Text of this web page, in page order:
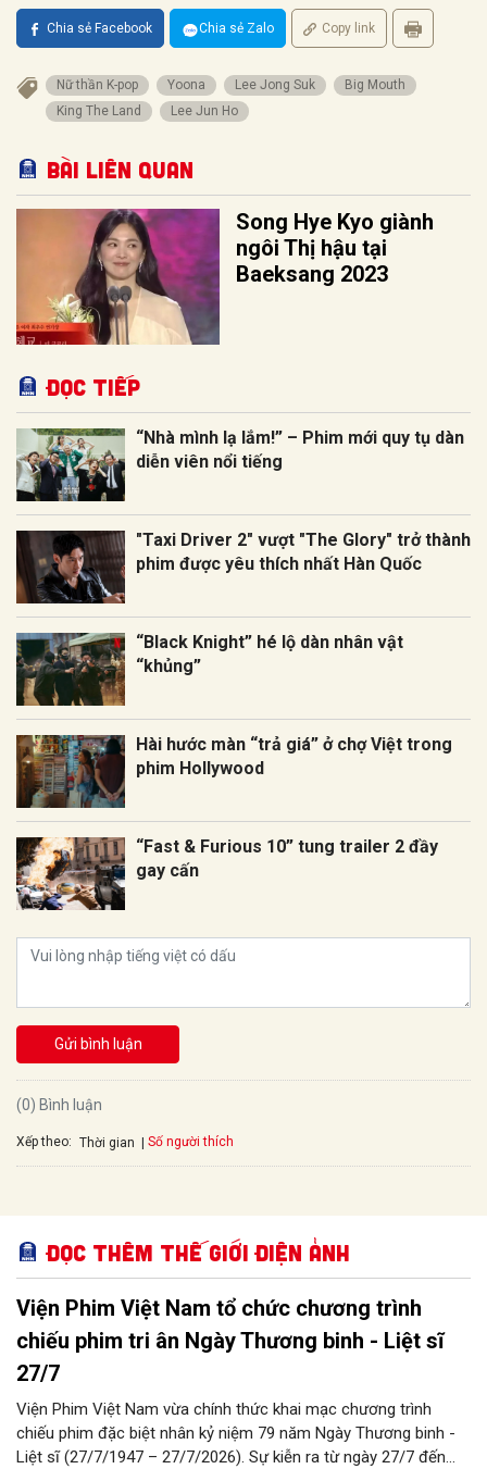
Chia sẻ Facebook Chia sẻ Zalo Copy link
Nữ thần K-pop Yoona Lee Jong Suk
Big Mouth
King The Land
Lee Jun Ho
Bài liên quan
Song Hye Kyo giành
ngôi Thị hậu tại
Baeksang 2023
Đọc tiếp
“Nhà mình lạ lắm!” – Phim mới quy tụ dàn
diễn viên nổi tiếng
"Taxi Driver 2" vượt "The Glory" trở thành
phim được yêu thích nhất Hàn Quốc
“Black Knight” hé lộ dàn nhân vật
“khủng”
Hài hước màn “trả giá” ở chợ Việt trong
phim Hollywood
“Fast & Furious 10” tung trailer 2 đầy
gay cấn
Gửi bình luận
(0) Bình luận
Xếp theo: Thời gian Số người thích
Đọc thêm Thế giới điện ảnh
Viện Phim Việt Nam tổ chức chương trình
chiếu phim tri ân Ngày Thương binh - Liệt sĩ
27/7
Viện Phim Việt Nam vừa chính thức khai mạc chương trình
chiếu phim đặc biệt nhân kỷ niệm 79 năm Ngày Thương binh -
Liệt sĩ (27/7/1947 – 27/7/2026). Sự kiễn ra từ ngày 27/7 đến